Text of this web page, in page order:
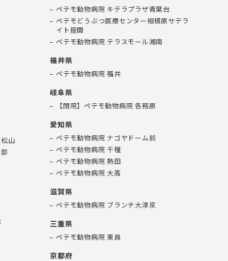
山
ペテモ動物病院 キテラプラザ青葉台
ペテモどうぶつ医療センター相模原サテラ
イト座間
ペテモ動物病院 テラスモール湘南
福井県
ペテモ動物病院 福井
岐阜県
【閉院】ペテモ動物病院 各務原
愛知県
ペテモ動物病院 ナゴヤドーム前
ペテモ動物病院 千種
ペテモ動物病院 熱田
ペテモ動物病院 大高
滋賀県
ペテモ動物病院 ブランチ大津京
三重県
ペテモ動物病院 東員
京都府